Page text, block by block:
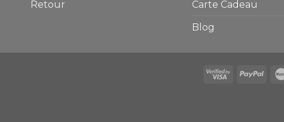
Retour
Carte Cadeau
Blog